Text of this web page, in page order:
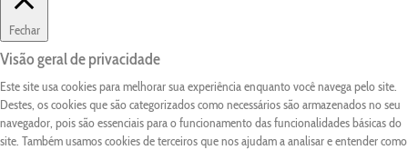
Fechar
Visão geral de privacidade
Este site usa cookies para melhorar sua experiência enquanto você navega pelo site.
Destes, os cookies que são categorizados como necessários são armazenados no seu
navegador, pois são essenciais para o funcionamento das funcionalidades básicas do
site. Também usamos cookies de terceiros que nos ajudam a analisar e entender como